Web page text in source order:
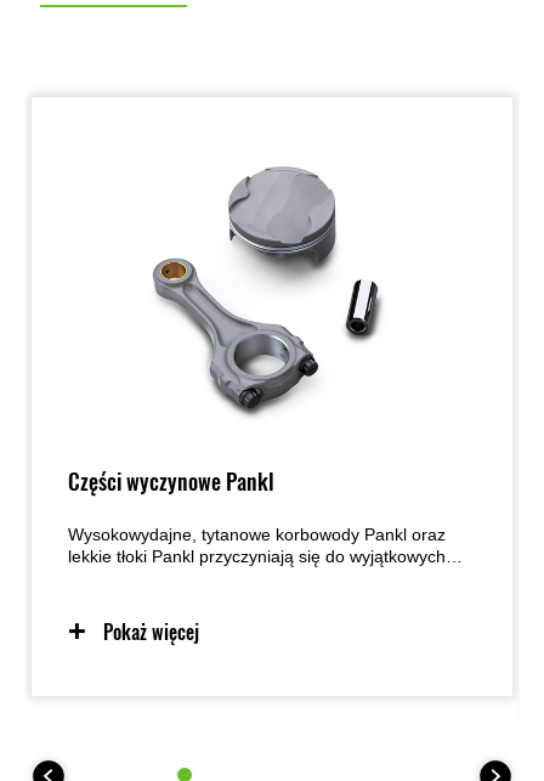
Części wyczynowe Pankl
Wysokowydajne, tytanowe korbowody Pankl oraz
lekkie tłoki Pankl przyczyniają się do wyjątkowych
Pokaż więcej